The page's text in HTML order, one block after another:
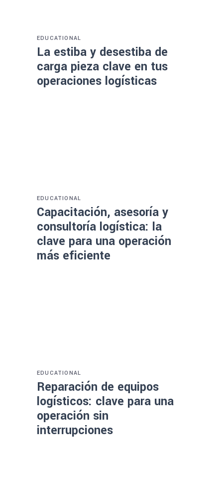
EDUCATIONAL
La estiba y desestiba de
carga pieza clave en tus
operaciones logísticas
EDUCATIONAL
Capacitación, asesoría y
consultoría logística: la
clave para una operación
más eficiente
EDUCATIONAL
Reparación de equipos
logísticos: clave para una
operación sin
interrupciones